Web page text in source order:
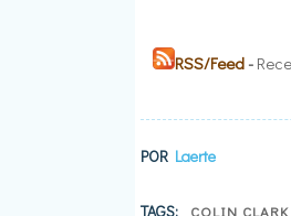
RSS/Feed-
POR Laerte
TAGS: COLIN CLARK